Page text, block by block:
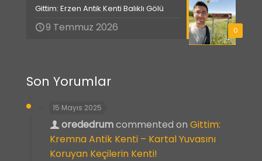
0
Gittim: Erzen Antik Kenti Balıklı Gölü
9 Temmuz 2026
Son Yorumlar
15 Mayıs 2025
orededrumcommented on Gittim:
Kremna Antik Kenti – Kartal Yuvasını
Koruyan Keçilerin Kenti!